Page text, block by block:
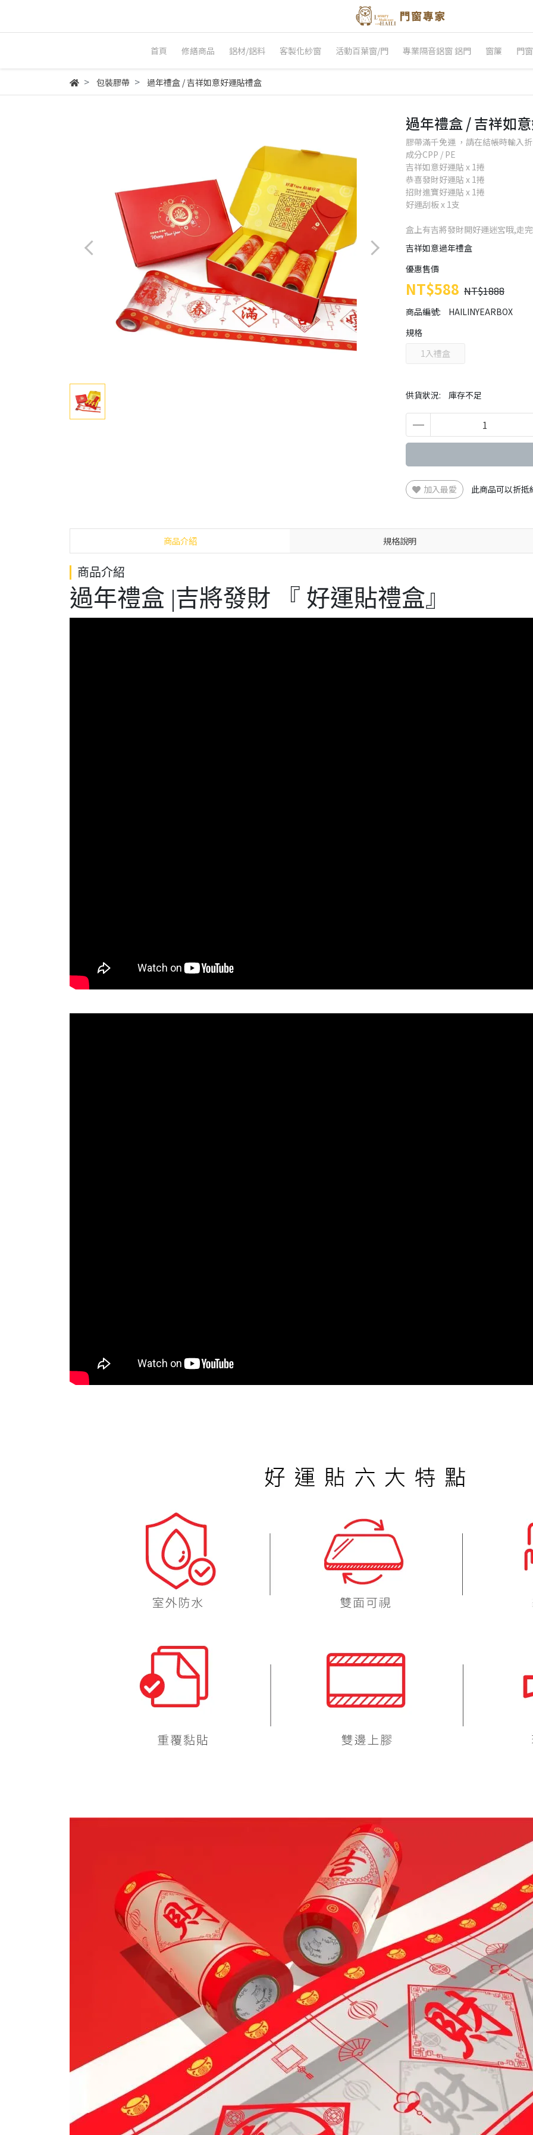
首頁 修繕商品 鋁材/鋁料 客製化紗窗 活動百葉窗/門 專業隔音鋁窗 鋁門 窗簾 門
包裝膠帶 過年禮盒 / 吉祥如意好運貼禮盒
過年禮盒 / 吉祥如
膠帶滿千免運 ，請在結帳時輸入
成分CPP / PE
吉祥如意好運貼 x 1捲
恭喜發財好運貼 x 1捲
招財進寶好運貼 x 1捲
好運刮板 x 1支
盒上有吉將發財開好運迷宮哦,走
吉祥如意過年禮盒
優惠售價
NT$588 NT$1888
商品編號: HAILINYEARBOX
供貨狀況: 庫存不足
規格
1入禮盒
加入最愛 此商品可以折
商品介紹 規格說明
商品介紹
過年禮盒 |吉將發財 『 好運貼禮盒』